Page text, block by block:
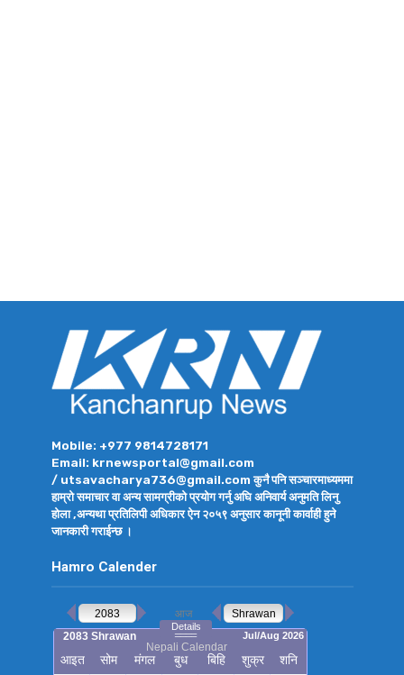
Mobile: +977 9814728171
Email: krnewsportal@gmail.com
/ utsavacharya736@gmail.com कुनै पनि सञ्चारमाध्यममा
हाम्रो समाचार वा अन्य सामग्रीको प्रयोग गर्नु अघि अनिवार्य अनुमति लिनु
होला ,अन्यथा प्रतिलिपी अधिकार ऐन २०५९ अनुसार कानूनी कार्वाही हुने
जानकारी गराईन्छ ।
Hamro Calender